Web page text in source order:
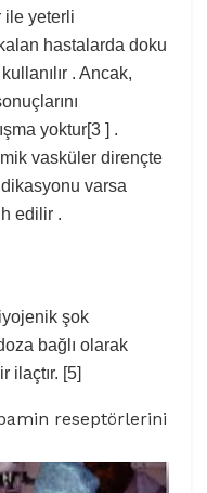
ile yeterli
hastalarda doku
. Ancak,
yoktur[3 ] .
vasküler dirençte
varsa
edilir .
şok
bağlı olarak
ilaçtır. [5]
reseptörlerini